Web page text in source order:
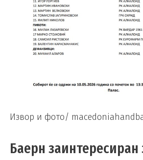
Извор и фото/
Баерн заинтересиран